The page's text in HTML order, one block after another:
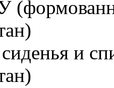
сиденья и